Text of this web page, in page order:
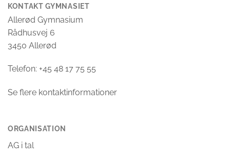
KONTAKT GYMNASIET
Allerød Gymnasium
Rådhusvej 6
3450 Allerød
Telefon: +45 48 17 75 55
Se flere kontaktinformationer
ORGANISATION
AG i tal